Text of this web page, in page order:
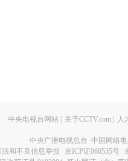
中央电视台网站 关于CCTV.com 人
中央广播电视总台 中国网络
法和不良信息举报
京ICP证060535号